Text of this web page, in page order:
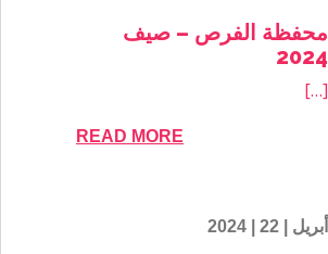
محفظة الفرص – صيف
2024
[…]
READ MORE
أبريل | 22 | 2024